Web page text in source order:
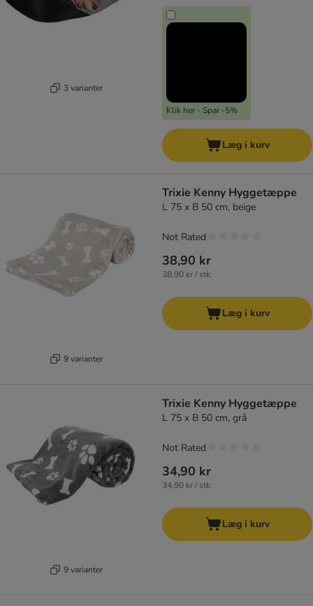
3 varianter
Klik her - Spar -5%
Læg i kurv
9 varianter
Trixie Kenny Hyggetæppe
L 75 x B 50 cm, beige
38,90 kr
38,90 kr / stk.
Not Rated
Læg i kurv
9 varianter
Trixie Kenny Hyggetæppe
L 75 x B 50 cm, grå
34,90 kr
34,90 kr / stk.
Not Rated
Læg i kurv